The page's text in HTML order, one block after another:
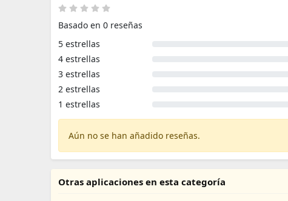
Basado en 0 reseñas
5 estrellas
4 estrellas
3 estrellas
2 estrellas
1 estrellas
Aún no se han añadido reseñas.
Otras aplicaciones en esta categoría